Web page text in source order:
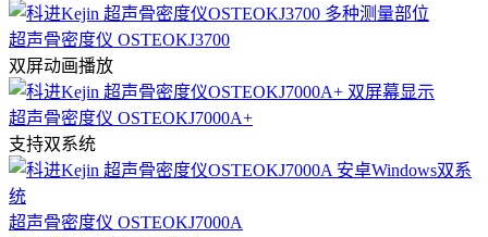
超声骨密度仪 OSTEOKJ3700
双屏动画播放
超声骨密度仪 OSTEOKJ7000A+
支持双系统
超声骨密度仪 OSTEOKJ7000A